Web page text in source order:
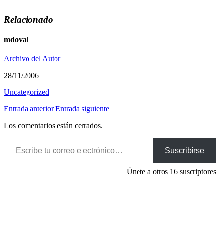
Relacionado
mdoval
Archivo del Autor
28/11/2006
Uncategorized
Entrada anterior Entrada siguiente
Los comentarios están cerrados.
Escribe tu correo electrónico…
Suscribirse
Únete a otros 16 suscriptores